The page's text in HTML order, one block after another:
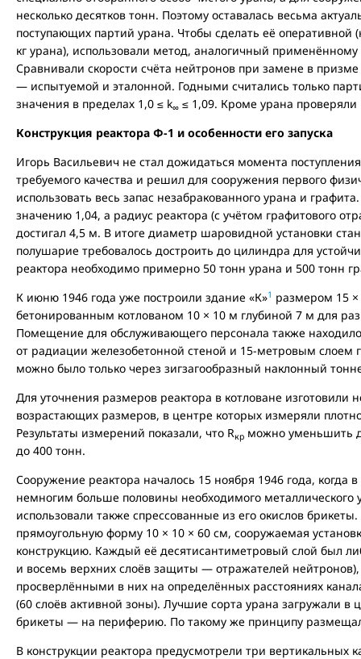
несколько десятков тонн. Поэтому оставалась весьма
поступающих партий урана. Чтобы сделать её
кг урана), использовали метод, аналогичный
Сравнивали скорости счёта нейтронов при замене в
— испытуемой и эталонной. Годными считались только
значения в пределах 1,0 ≤ k∞ ≤ 1,09. Кроме урана проверяли
Конструкция реактора Ф-1 и особенности его запуска
Игорь Васильевич не стал дожидаться момента
требуемого качества и решил для сооружения первого
использовать весь запас незабракованного урана и
значению 1,04, а радиус реактора (с учётом графитового
достигал 4,5 м. В итоге диаметр шаровидной установки
полушарие требовалось достроить до цилиндра для
реактора необходимо примерно 50 тонн урана и 500 тонн
К июню 1946 года уже построили здание «К»1 размером 15
бетонированным котлованом 10 × 10 м глубиной 7 м для
Помещение для обслуживающего персонала также
от радиации железобетонной стеной и 15-метровым слоем
можно было только через зигзагообразный наклонный
Для уточнения размеров реактора в котловане изготовили
возрастающих размеров, в центре которых измеряли
Результаты измерений показали, что Rкр можно уменьшить
до 400 тонн.
Сооружение реактора началось 15 ноября 1946 года, когда
немногим больше половины необходимого металлического
использовали также спрессованные из его окислов
прямоугольную форму 10 × 10 × 60 см, сооружаемая
конструкцию. Каждый её десятисантиметровый слой был
и восемь верхних слоёв защиты — отражателей нейтронов),
просверлёнными в них на определённых расстояниях
(60 слоёв активной зоны). Лучшие сорта урана загружали
брикеты — на периферию. По такому же принципу
В конструкции реактора предусмотрели три вертикальных